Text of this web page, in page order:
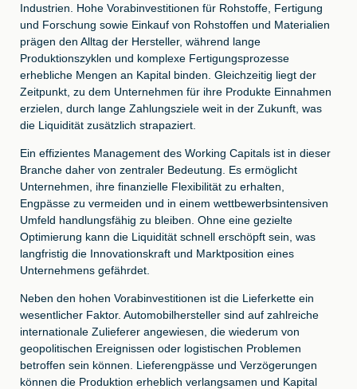
Industrien. Hohe Vorabinvestitionen für Rohstoffe, Fertigung
und Forschung sowie Einkauf von Rohstoffen und Materialien
prägen den Alltag der Hersteller, während lange
Produktionszyklen und komplexe Fertigungsprozesse
erhebliche Mengen an Kapital binden. Gleichzeitig liegt der
Zeitpunkt, zu dem Unternehmen für ihre Produkte Einnahmen
erzielen, durch lange Zahlungsziele weit in der Zukunft, was
die Liquidität zusätzlich strapaziert.
Ein effizientes Management des Working Capitals ist in dieser
Branche daher von zentraler Bedeutung. Es ermöglicht
Unternehmen, ihre finanzielle Flexibilität zu erhalten,
Engpässe zu vermeiden und in einem wettbewerbsintensiven
Umfeld handlungsfähig zu bleiben. Ohne eine gezielte
Optimierung kann die Liquidität schnell erschöpft sein, was
langfristig die Innovationskraft und Marktposition eines
Unternehmens gefährdet.
Neben den hohen Vorabinvestitionen ist die Lieferkette ein
wesentlicher Faktor. Automobilhersteller sind auf zahlreiche
internationale Zulieferer angewiesen, die wiederum von
geopolitischen Ereignissen oder logistischen Problemen
betroffen sein können. Lieferengpässe und Verzögerungen
können die Produktion erheblich verlangsamen und Kapital